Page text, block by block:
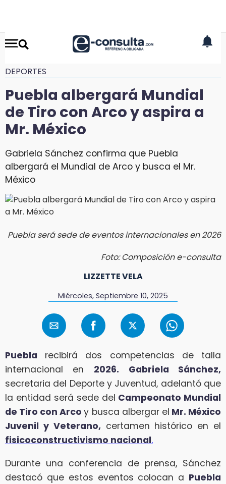
DEPORTES
Puebla albergará Mundial
de Tiro con Arco y aspira a
Mr. México
Gabriela Sánchez confirma que Puebla
albergará el Mundial de Arco y busca el Mr.
México
Puebla será sede de eventos internacionales en 2026
Foto: Composición e-consulta
LIZZETTE VELA
Miércoles, Septiembre 10, 2025
Puebla recibirá dos competencias de talla
internacional en 2026.
Gabriela Sánchez,
secretaria del Deporte y Juventud, adelantó que
la entidad será sede del Campeonato Mundial
de Tiro con Arcoy busca albergar el Mr. México
Juvenil y Veterano,certamen histórico en el
fisicoconstructivismo nacional.
Durante una conferencia de prensa, Sánchez
destacó que estos eventos colocan a Puebla